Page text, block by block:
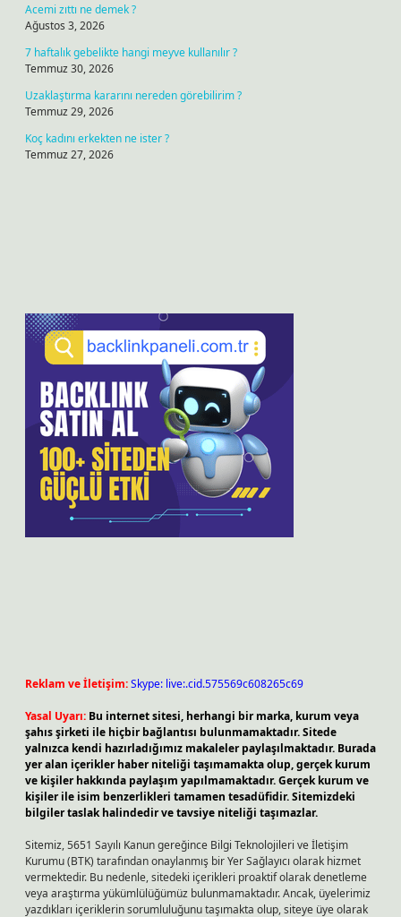
Acemi zıttı ne demek ?
Ağustos 3, 2026
7 haftalık gebelikte hangi meyve kullanılır ?
Temmuz 30, 2026
Uzaklaştırma kararını nereden görebilirim ?
Temmuz 29, 2026
Koç kadını erkekten ne ister ?
Temmuz 27, 2026
Reklam ve İletişim:Skype: live:.cid.575569c608265c69
Yasal Uyarı: Bu internet sitesi, herhangi bir marka, kurum veya
şahıs şirketi ile hiçbir bağlantısı bulunmamaktadır. Sitede
yalnızca kendi hazırladığımız makaleler paylaşılmaktadır. Burada
yer alan içerikler haber niteliği taşımamakta olup, gerçek kurum
ve kişiler hakkında paylaşım yapılmamaktadır. Gerçek kurum ve
kişiler ile isim benzerlikleri tamamen tesadüfidir. Sitemizdeki
bilgiler taslak halindedir ve tavsiye niteliği taşımazlar.
Sitemiz, 5651 Sayılı Kanun gereğince Bilgi Teknolojileri ve İletişim
Kurumu (BTK) tarafından onaylanmış bir Yer Sağlayıcı olarak hizmet
vermektedir. Bu nedenle, sitedeki içerikleri proaktif olarak denetleme
veya araştırma yükümlülüğümüz bulunmamaktadır. Ancak, üyelerimiz
yazdıkları içeriklerin sorumluluğunu taşımakta olup, siteye üye olarak